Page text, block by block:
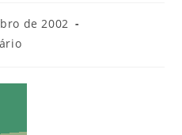
de 2002